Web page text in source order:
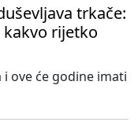
trkače:
kakvo rijetko
ove će godine imati